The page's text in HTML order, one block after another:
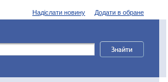
Додати в обране
Надіслати новину